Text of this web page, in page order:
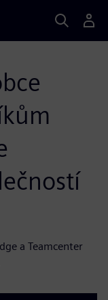
a Teamcenter